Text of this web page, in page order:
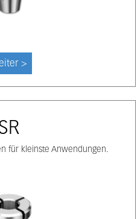
>
für kleinste Anwendungen.